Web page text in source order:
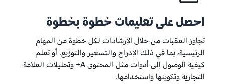
احصل على تعليمات خطوة بخطوة
تجاوز العقبات من خلال الإرشادات لكل خطوة من المهام
الرئيسية، بما في ذلك الإدراج والتسعير والتوزيع. أو تعلم
كيفية الوصول إلى أدوات مثل المحتوى A+ وتحليلات العلامة
التجارية وتكوينها واستخدامها.